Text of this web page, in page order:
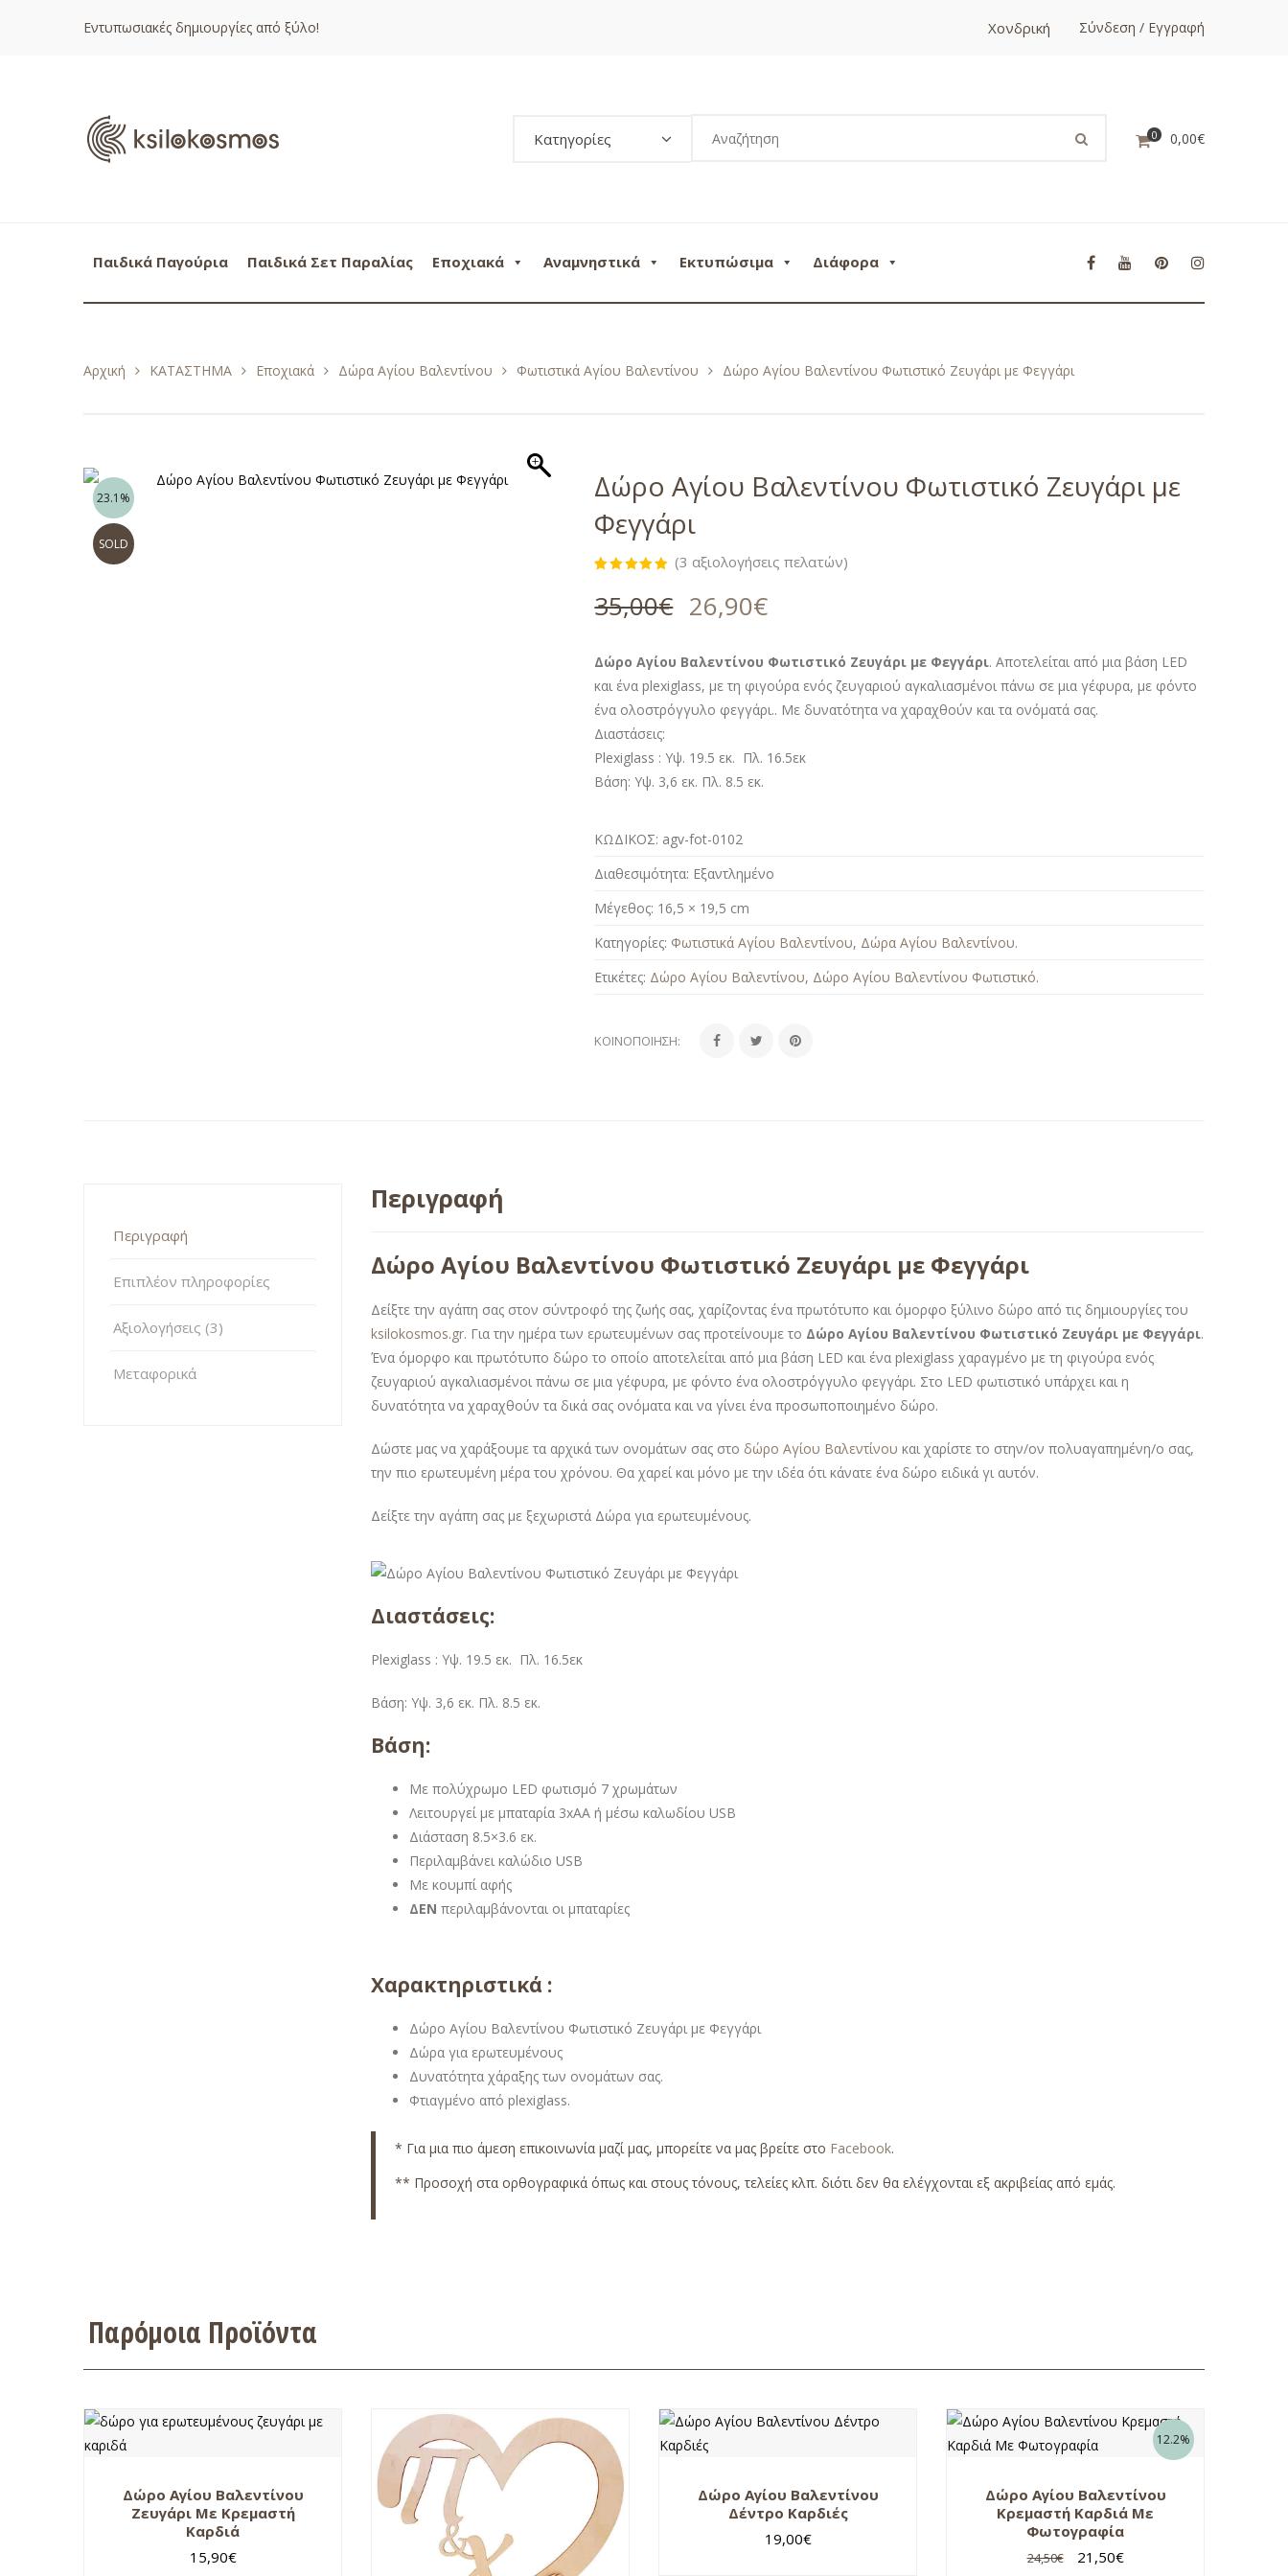
Εντυπωσιακές δημιουργίες από ξύλο! Χονδρική Σύνδεση / Εγγραφή
Κατηγορίες 0 0,00€
Παιδικά Παγούρια Παιδικά Σετ Παραλίας Εποχιακά Αναμνηστικά Εκτυπώσιμα Διάφορα
Αρχική ΚΑΤΑΣΤΗΜΑ Εποχιακά Δώρα Αγίου Βαλεντίνου Φωτιστικά Αγίου Βαλεντίνου Δώρο Αγίου Βαλεντίνου Φωτιστικό Ζευγάρι με Φεγγάρι
23.1%
SOLD
Δώρο Αγίου Βαλεντίνου Φωτιστικό Ζευγάρι με
Φεγγάρι
από 5 με
βάση
(3 αξιολογήσεις πελατών)
35,00€ 26,90€
Δώρο Αγίου Βαλεντίνου Φωτιστικό Ζευγάρι με Φεγγάρι. Αποτελείται από μια βάση LED
και ένα plexiglass, με τη φιγούρα ενός ζευγαριού αγκαλιασμένοι πάνω σε μια γέφυρα, με φόντο
ένα ολοστρόγγυλο φεγγάρι.. Με δυνατότητα να χαραχθούν και τα ονόματά σας.
Διαστάσεις:
Plexiglass : Υψ. 19.5 εκ. Πλ. 16.5εκ
Βάση: Υψ. 3,6 εκ. Πλ. 8.5 εκ.
ΚΩΔΙΚΟΣ: agv-fot-0102
Διαθεσιμότητα: Εξαντλημένο
Μέγεθος: 16,5 × 19,5 cm
Κατηγορίες: Φωτιστικά Αγίου Βαλεντίνου, Δώρα Αγίου Βαλεντίνου.
Ετικέτες: Δώρο Αγίου Βαλεντίνου, Δώρο Αγίου Βαλεντίνου Φωτιστικό.
ΚΟΙΝΟΠΟΊΗΣΗ:
Περιγραφή
Επιπλέον πληροφορίες
Αξιολογήσεις (3)
Μεταφορικά
Περιγραφή
Δώρο Αγίου Βαλεντίνου Φωτιστικό Ζευγάρι με Φεγγάρι
Δείξτε την αγάπη σας στον σύντροφό της ζωής σας, χαρίζοντας ένα πρωτότυπο και όμορφο ξύλινο δώρο από τις δημιουργίες του
ksilokosmos.gr. Για την ημέρα των ερωτευμένων σας προτείνουμε το Δώρο Αγίου Βαλεντίνου Φωτιστικό Ζευγάρι με Φεγγάρι.
Ένα όμορφο και πρωτότυπο δώρο το οποίο αποτελείται από μια βάση LED και ένα plexiglass χαραγμένο με τη φιγούρα ενός
ζευγαριού αγκαλιασμένοι πάνω σε μια γέφυρα, με φόντο ένα ολοστρόγγυλο φεγγάρι. Στο LED φωτιστικό υπάρχει και η
δυνατότητα να χαραχθούν τα δικά σας ονόματα και να γίνει ένα προσωποποιημένο δώρο.
Δώστε μας να χαράξουμε τα αρχικά των ονομάτων σας στο δώρο Αγίου Βαλεντίνου και χαρίστε το στην/ον πολυαγαπημένη/ο σας,
την πιο ερωτευμένη μέρα του χρόνου. Θα χαρεί και μόνο με την ιδέα ότι κάνατε ένα δώρο ειδικά γι αυτόν.
Δείξτε την αγάπη σας με ξεχωριστά Δώρα για ερωτευμένους.
Διαστάσεις:
Plexiglass : Υψ. 19.5 εκ. Πλ. 16.5εκ
Βάση: Υψ. 3,6 εκ. Πλ. 8.5 εκ.
Βάση:
Με πολύχρωμο LED φωτισμό 7 χρωμάτων
Λειτουργεί με μπαταρία 3xAA ή μέσω καλωδίου USB
Διάσταση 8.5×3.6 εκ.
Περιλαμβάνει καλώδιο USB
Με κουμπί αφής
ΔΕΝ περιλαμβάνονται οι μπαταρίες
Χαρακτηριστικά :
Δώρο Αγίου Βαλεντίνου Φωτιστικό Ζευγάρι με Φεγγάρι
Δώρα για ερωτευμένους
Δυνατότητα χάραξης των ονομάτων σας.
Φτιαγμένο από plexiglass.
* Για μια πιο άμεση επικοινωνία μαζί μας, μπορείτε να μας βρείτε στο Facebook.
** Προσοχή στα ορθογραφικά όπως και στους τόνους, τελείες κλπ. διότι δεν θα ελέγχονται εξ ακριβείας από εμάς.
Παρόμοια Προϊόντα
Δώρο Αγίου Βαλεντίνου
Ζευγάρι Με Κρεμαστή
Καρδιά
15,90€
Δώρο Αγίου Βαλεντίνου
Δέντρο Καρδιές
19,00€
12.2%
Δώρο Αγίου Βαλεντίνου
Κρεμαστή Καρδιά Με
Φωτογραφία
24,50€ 21,50€